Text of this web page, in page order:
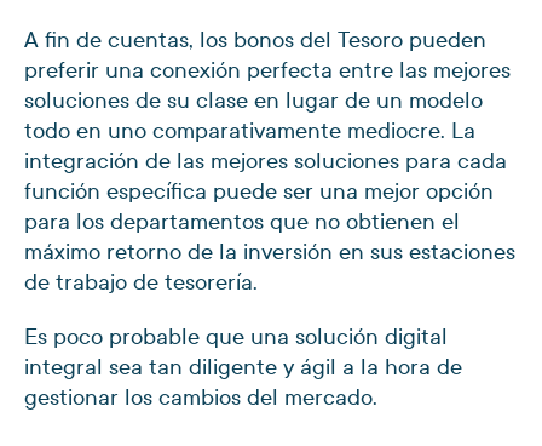
A fin de cuentas, los bonos del Tesoro pueden
preferir una conexión perfecta entre las mejores
soluciones de su clase en lugar de un modelo
todo en uno comparativamente mediocre. La
integración de las mejores soluciones para cada
función específica puede ser una mejor opción
para los departamentos que no obtienen el
máximo retorno de la inversión en sus estaciones
de trabajo de tesorería.
Es poco probable que una solución digital
integral sea tan diligente y ágil a la hora de
gestionar los cambios del mercado.